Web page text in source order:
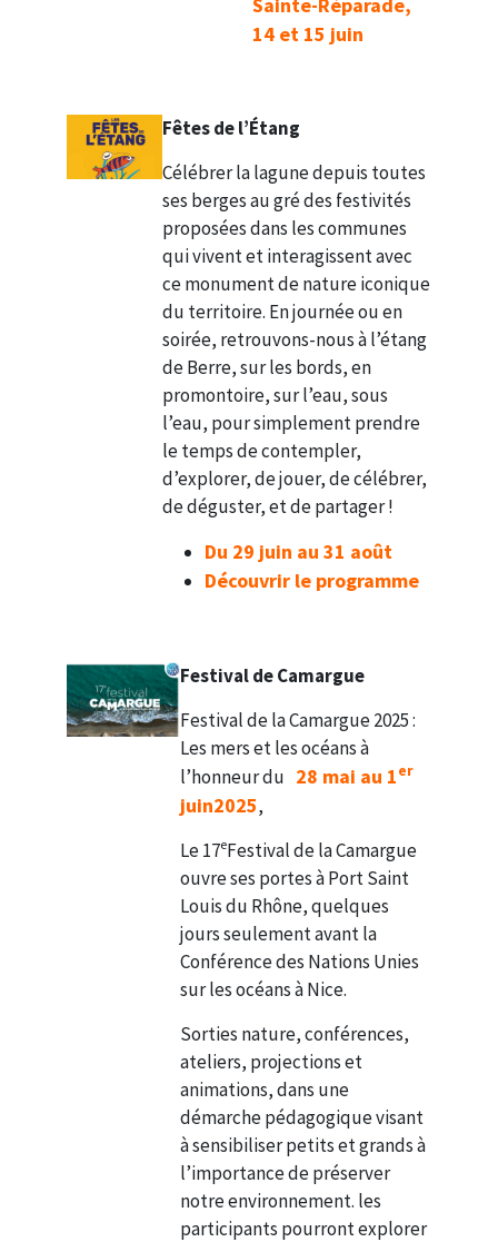
Sainte-Réparade,
14et 15 juin
Fêtes de l’Étang
Célébrer la lagune depuis toutes
ses berges au gré des festivités
proposées dans les communes
qui vivent et interagissent avec
ce monument de nature iconique
du territoire. En journée ou en
soirée, retrouvons-nous à l’étang
de Berre, sur les bords, en
promontoire, sur l’eau, sous
l’eau, pour simplement prendre
le temps de contempler,
d’explorer, de jouer, de célébrer,
de déguster, et de partager !
Du 29 juin au 31 août
Découvrir le programme
Festival de Camargue
Festival de la Camargue 2025 :
Les mers et les océans à
l’honneur du 28 mai au 1er
juin2025,
Le 17eFestival de la Camargue
ouvre ses portes à Port Saint
Louis du Rhône, quelques
jours seulement avant la
Conférence des Nations Unies
sur les océans à Nice.
Sorties nature, conférences,
ateliers, projections et
animations, dans une
démarche pédagogique visant
à sensibiliser petits et grands à
l’importance de préserver
notre environnement. les
participants pourront explorer